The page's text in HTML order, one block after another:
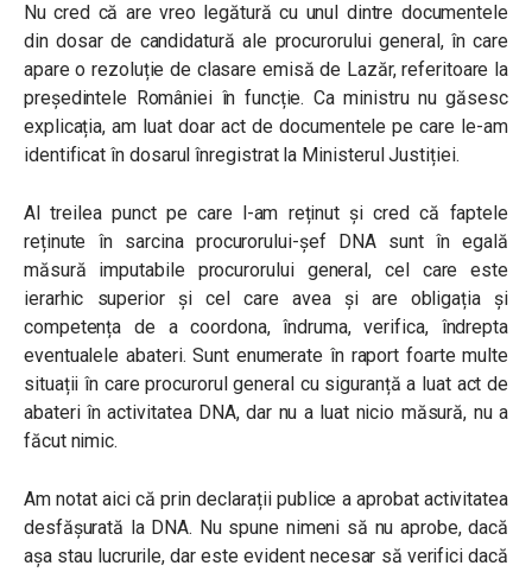
Nu cred că are vreo legătură cu unul dintre documentele
din dosar de candidatură ale procurorului general, în care
apare o rezoluție de clasare emisă de Lazăr, referitoare la
președintele României în funcție. Ca ministru nu găsesc
explicația, am luat doar act de documentele pe care le-am
identificat în dosarul înregistrat la Ministerul Justiției.
Al treilea punct pe care l-am reținut și cred că faptele
reținute în sarcina procurorului-șef DNA sunt în egală
măsură imputabile procurorului general, cel care este
ierarhic superior și cel care avea și are obligația și
competența de a coordona, îndruma, verifica, îndrepta
eventualele abateri. Sunt enumerate în raport foarte multe
situații în care procurorul general cu siguranță a luat act de
abateri în activitatea DNA, dar nu a luat nicio măsură, nu a
făcut nimic.
Am notat aici că prin declarații publice a aprobat activitatea
desfășurată la DNA. Nu spune nimeni să nu aprobe, dacă
așa stau lucrurile, dar este evident necesar să verifici dacă